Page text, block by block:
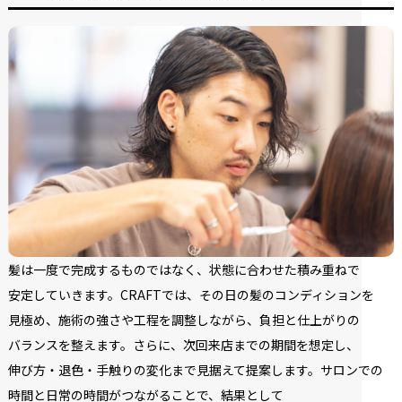
髪は一度で完成するものではなく、 状態に合わせた積み重ねで
安定していきます。 CRAFTでは、 その日の髪のコンディションを
見極め、 施術の強さや工程を調整しながら、 負担と仕上がりの
バランスを整えます。 さらに、 次回来店までの期間を想定し、
伸び方・退色・ 手触りの変化まで見据えて提案します。 サロンでの
時間と 日常の時間がつながる ことで、 結果と して